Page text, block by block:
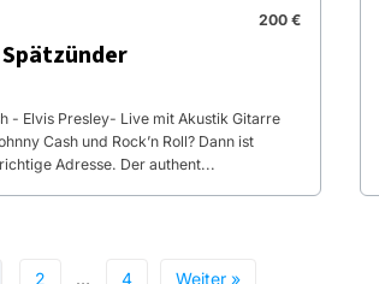
200 €
- Elvis Presley- Live mit Akustik Gitarre
Cash und Rock’n Roll? Dann ist
Adresse. Der authent...
2 … 4 Weiter »